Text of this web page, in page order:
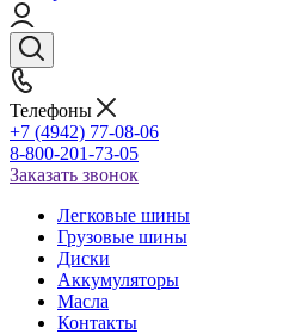
Телефоны
+7 (4942) 77-08-06
8-800-201-73-05
Заказать звонок
Легковые шины
Грузовые шины
Диски
Аккумуляторы
Масла
Контакты